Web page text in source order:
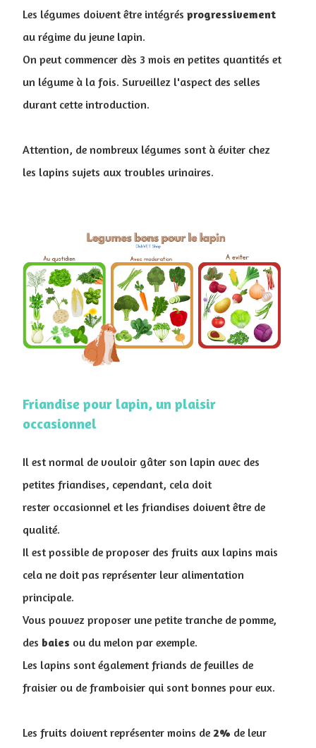
Les légumes doivent être intégrés progressivement
au régime du jeune lapin.
On peut commencer dès 3 mois en petites quantités et
un légume à la fois. Surveillez l'aspect des selles
durant cette introduction.
Attention, de nombreux légumes sont à éviter chez
les lapins sujets aux troubles urinaires.
Friandise pour lapin, un plaisir
occasionnel
Il est normal de vouloir gâter son lapin avec des
petites friandises, cependant, cela doit
rester occasionnel et les friandises doivent être de
qualité.
Il est possible de proposer des fruits aux lapins mais
cela ne doit pas représenter leur alimentation
principale.
Vous pouvez proposer une petite tranche de pomme,
des baies ou du melon par exemple.
Les lapins sont également friands de feuilles de
fraisier ou de framboisier qui sont bonnes pour eux.
Les fruits doivent représenter moins de 2% de leur